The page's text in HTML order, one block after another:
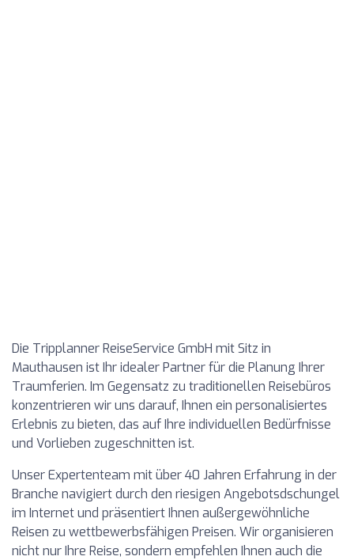
Die Tripplanner ReiseService GmbH mit Sitz in
Mauthausen ist Ihr idealer Partner für die Planung Ihrer
Traumferien. Im Gegensatz zu traditionellen Reisebüros
konzentrieren wir uns darauf, Ihnen ein personalisiertes
Erlebnis zu bieten, das auf Ihre individuellen Bedürfnisse
und Vorlieben zugeschnitten ist.
Unser Expertenteam mit über 40 Jahren Erfahrung in der
Branche navigiert durch den riesigen Angebotsdschungel
im Internet und präsentiert Ihnen außergewöhnliche
Reisen zu wettbewerbsfähigen Preisen. Wir organisieren
nicht nur Ihre Reise, sondern empfehlen Ihnen auch die